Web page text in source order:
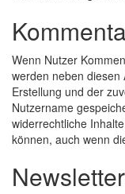
Wenn Nutzer
werden neben
Erstellung und der
Nutzername
widerrechtliche
können, auch wenn
Newsletter